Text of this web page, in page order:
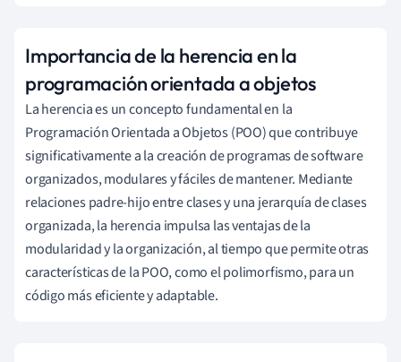
Importancia de la herencia en la
programación orientada a objetos
La herencia es un concepto fundamental en la
Programación Orientada a Objetos (POO) que contribuye
significativamente a la creación de programas de software
organizados, modulares y fáciles de mantener. Mediante
relaciones padre-hijo entre clases y una jerarquía de clases
organizada, la herencia impulsa las ventajas de la
modularidad y la organización, al tiempo que permite otras
características de la POO, como el polimorfismo, para un
código más eficiente y adaptable.